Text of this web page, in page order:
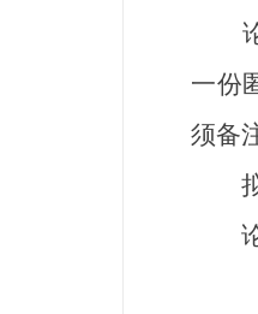
论
一份
须备
拟
论